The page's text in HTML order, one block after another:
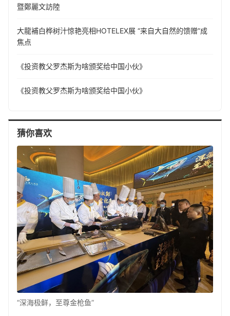
暨鄭麗文訪陸
大龍補白桦树汁惊艳亮相HOTELEX展 “来自大自然的馈赠”成
焦点
《投资教父罗杰斯为啥颁奖给中国小伙》
《投资教父罗杰斯为啥颁奖给中国小伙》
猜你喜欢
“深海极鲜，至尊金枪鱼”